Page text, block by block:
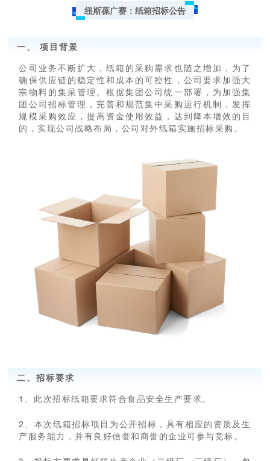
纽斯葆广赛：纸箱招标公告
一、 项目背景
公司业务不断扩大，纸箱的采购需求也随之增加，为了
确保供应链的稳定性和成本的可控性，公司要求加强大
宗物料的集采管理。根据集团公司统一部署，为加强集
团公司招标管理，完善和规范集中采购运行机制，发挥
规模采购效应，提高资金使用效益，达到降本增效的目
的，实现公司战略布局，公司对外纸箱实施招标采购。
二、招标要求
1、此次招标纸箱要求符合食品安全生产要求。
2、本次纸箱招标项目为公开招标，具有相应的资质及生
产服务能力，并有良好信誉和商誉的企业可参与竞标。